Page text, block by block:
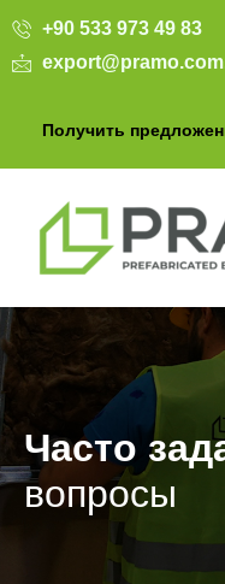
+90 533 973 49 83
Получить
Часто
вопросы